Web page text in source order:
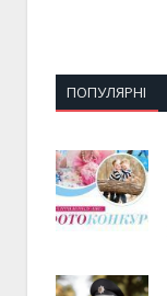
ПОПУЛЯРНІ